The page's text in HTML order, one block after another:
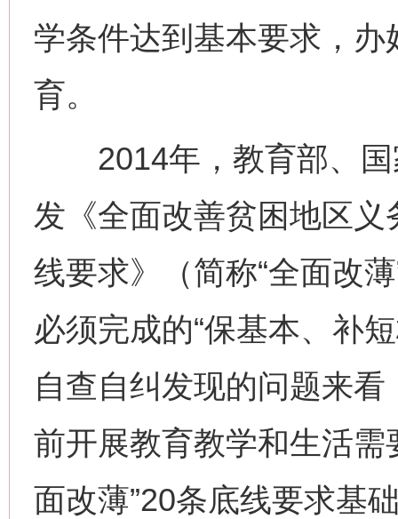
学条件达到基本要求，
育。
2014年，教育部、国
发《全面改善贫困地区
线要求》（简称“全面改
必须完成的“保基本、补
自查自纠发现的问题来
前开展教育教学和生活需
面改薄”20条底线要求基